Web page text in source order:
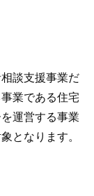
談支援事業だ
業である住宅
運営する事業
となります。